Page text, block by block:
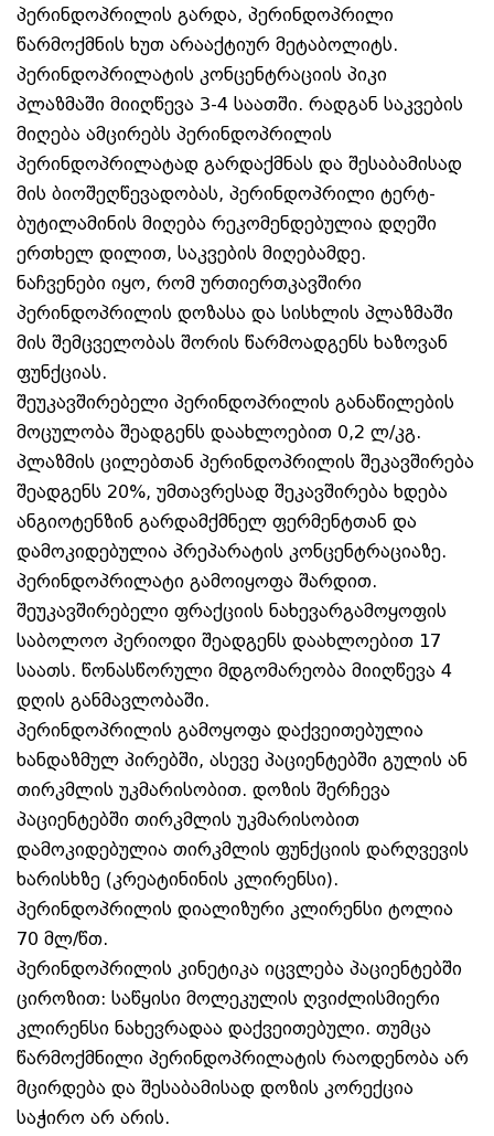
პერინდოპრილის გარდა, პერინდოპრილი
წარმოქმნის ხუთ არააქტიურ მეტაბოლიტს.
პერინდოპრილატის კონცენტრაციის პიკი
პლაზმაში მიიღწევა 3-4 საათში. რადგან საკვების
მიღება ამცირებს პერინდოპრილის
პერინდოპრილატად გარდაქმნას და შესაბამისად
მის ბიოშეღწევადობას, პერინდოპრილი ტერტ-
ბუტილამინის მიღება რეკომენდებულია დღეში
ერთხელ დილით, საკვების მიღებამდე.
ნაჩვენები იყო, რომ ურთიერთკავშირი
პერინდოპრილის დოზასა და სისხლის პლაზმაში
მის შემცველობას შორის წარმოადგენს ხაზოვან
ფუნქციას.
შეუკავშირებელი პერინდოპრილის განაწილების
მოცულობა შეადგენს დაახლოებით 0,2 ლ/კგ.
პლაზმის ცილებთან პერინდოპრილის შეკავშირება
შეადგენს 20%, უმთავრესად შეკავშირება ხდება
ანგიოტენზინ გარდამქმნელ ფერმენტთან და
დამოკიდებულია პრეპარატის კონცენტრაციაზე.
პერინდოპრილატი გამოიყოფა შარდით.
შეუკავშირებელი ფრაქციის ნახევარგამოყოფის
საბოლოო პერიოდი შეადგენს დაახლოებით 17
საათს. წონასწორული მდგომარეობა მიიღწევა 4
დღის განმავლობაში.
პერინდოპრილის გამოყოფა დაქვეითებულია
ხანდაზმულ პირებში, ასევე პაციენტებში გულის ან
თირკმლის უკმარისობით. დოზის შერჩევა
პაციენტებში თირკმლის უკმარისობით
დამოკიდებულია თირკმლის ფუნქციის დარღვევის
ხარისხზე (კრეატინინის კლირენსი).
პერინდოპრილის დიალიზური კლირენსი ტოლია
70 მლ/წთ.
პერინდოპრილის კინეტიკა იცვლება პაციენტებში
ციროზით: საწყისი მოლეკულის ღვიძლისმიერი
კლირენსი ნახევრადაა დაქვეითებული. თუმცა
წარმოქმნილი პერინდოპრილატის რაოდენობა არ
მცირდება და შესაბამისად დოზის კორექცია
საჭირო არ არის.